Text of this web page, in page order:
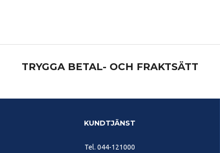
TRYGGA BETAL- OCH FRAKTSÄTT
KUNDTJÄNST
Tel. 044-121000